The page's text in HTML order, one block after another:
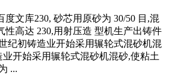
度文库230, 砂芯用原砂为 30/50 目,混
性高达 230,用射压造 型机生产出铸件
纪初铸造业开始采用辗轮式混砂机混
业开始采用辗轮式混砂机混砂,使粘土
...